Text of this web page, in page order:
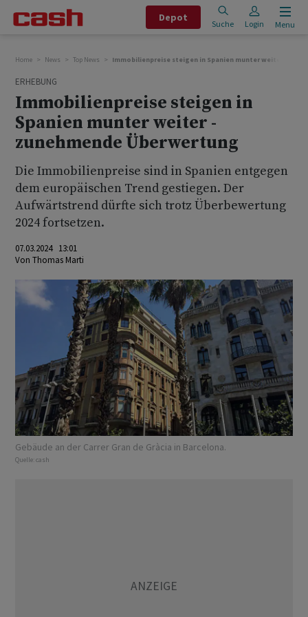
Depot
Suche Login Menu
Home News Top News Immobilienpreise steigen in Spanien munter weiter -
ERHEBUNG
Immobilienpreise steigen in
Spanien munter weiter -
zunehmende Überwertung
Die Immobilienpreise sind in Spanien entgegen
dem europäischen Trend gestiegen. Der
Aufwärtstrend dürfte sich trotz Überbewertung
2024 fortsetzen.
07.03.2024 13:01
Von Thomas Marti
Gebäude an der Carrer Gran de Gràcia in Barcelona.
Quelle: cash